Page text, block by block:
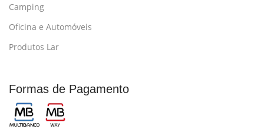
Camping
Oficina e Automóveis
Produtos Lar
Formas de Pagamento